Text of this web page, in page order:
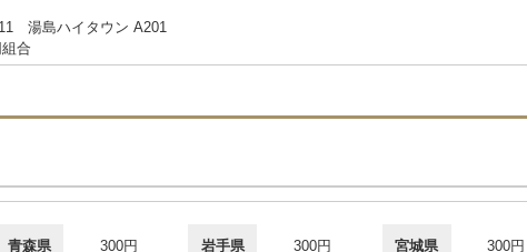
湯島ハイタウン A201
合
青森県 300円 岩手県 300円 宮城県 300円